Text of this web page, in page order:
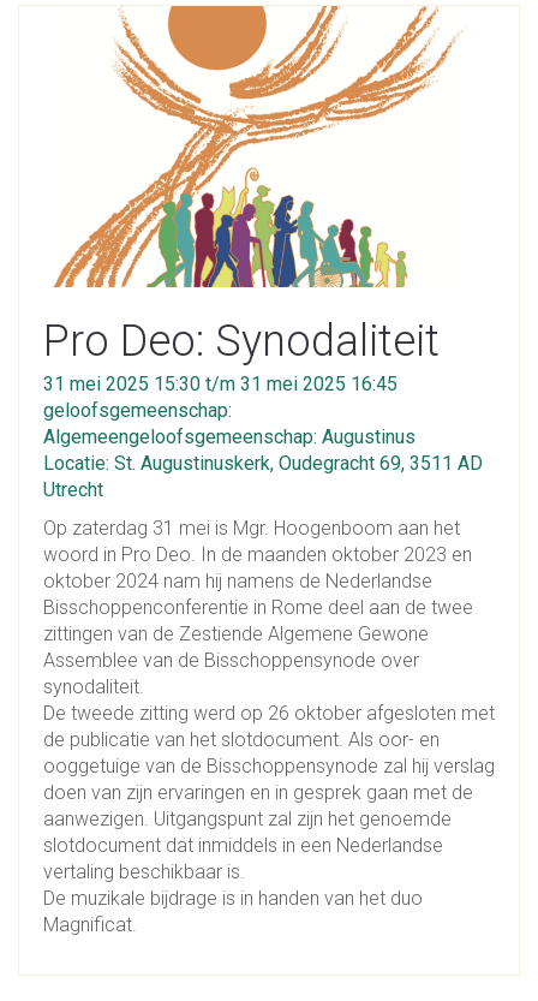
Pro Deo: Synodaliteit
31 mei 2025 15:30 t/m 31 mei 2025 16:45
geloofsgemeenschap:
Algemeengeloofsgemeenschap: Augustinus
Locatie: St. Augustinuskerk, Oudegracht 69, 3511 AD
Utrecht
Op zaterdag 31 mei is Mgr. Hoogenboom aan het
woord in Pro Deo. In de maanden oktober 2023 en
oktober 2024 nam hij namens de Nederlandse
Bisschoppenconferentie in Rome deel aan de twee
zittingen van de Zestiende Algemene Gewone
Assemblee van de Bisschoppensynode over
synodaliteit.
De tweede zitting werd op 26 oktober afgesloten met
de publicatie van het slotdocument. Als oor- en
ooggetuige van de Bisschoppensynode zal hij verslag
doen van zijn ervaringen en in gesprek gaan met de
aanwezigen. Uitgangspunt zal zijn het genoemde
slotdocument dat inmiddels in een Nederlandse
vertaling beschikbaar is.
De muzikale bijdrage is in handen van het duo
Magnificat.